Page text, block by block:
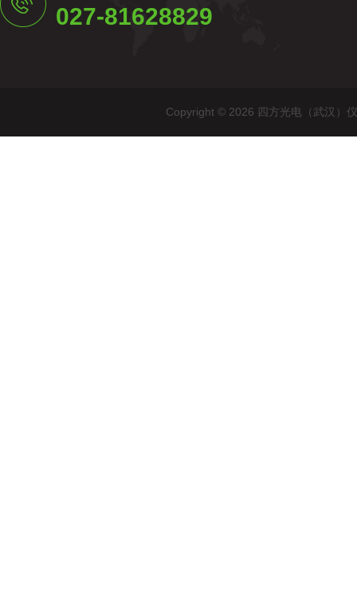
027-81628829
Copyright © 2026 四方光电（武汉）